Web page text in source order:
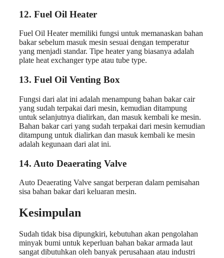
12. Fuel Oil Heater
Fuel Oil Heater memiliki fungsi untuk memanaskan bahan
bakar sebelum masuk mesin sesuai dengan temperatur
yang menjadi standar. Tipe heater yang biasanya adalah
plate heat exchanger type atau tube type.
13. Fuel Oil Venting Box
Fungsi dari alat ini adalah menampung bahan bakar cair
yang sudah terpakai dari mesin, kemudian ditampung
untuk selanjutnya dialirkan, dan masuk kembali ke mesin.
Bahan bakar cari yang sudah terpakai dari mesin kemudian
ditampung untuk dialirkan dan masuk kembali ke mesin
adalah kegunaan dari alat ini.
14. Auto Deaerating Valve
Auto Deaerating Valve sangat berperan dalam pemisahan
sisa bahan bakar dari keluaran mesin.
Kesimpulan
Sudah tidak bisa dipungkiri, kebutuhan akan pengolahan
minyak bumi untuk keperluan bahan bakar armada laut
sangat dibutuhkan oleh banyak perusahaan atau industri